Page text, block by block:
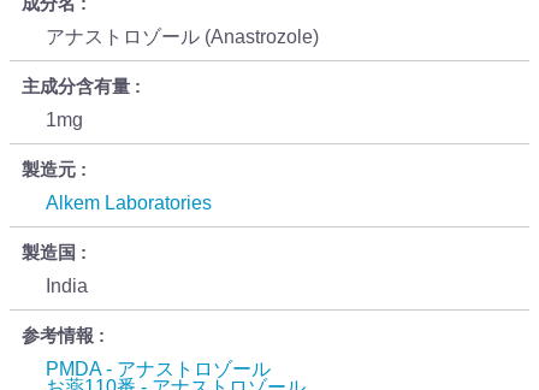
アナストロゾール (Anastrozole)
主成分含有量
1mg
製造元
Alkem Laboratories
製造国
India
参考情報
PMDA - アナストロゾール